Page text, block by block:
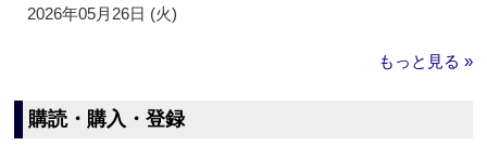
2026年05月26日 (火)
もっと見る »
購読・購入・登録